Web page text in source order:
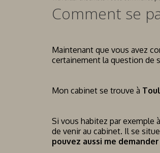
Comment se
Maintenant que vous avez
certainement la question de
Mon cabinet se trouve à
Si vous habitez par exemple à
de venir au cabinet. Il se
pouvez aussi me